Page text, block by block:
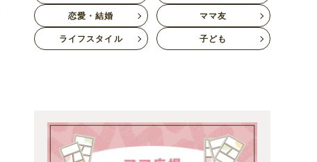
恋愛・結婚
ママ友
ライフスタイル
子ども